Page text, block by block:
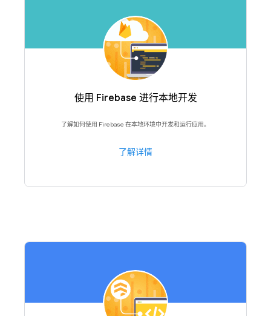
使用 Firebase 进行本地开发
了解如何使用 Firebase 在本地环境中开发和运行应用。
了解详情